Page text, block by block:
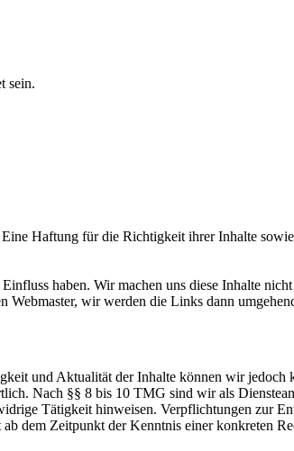
sein.
Haftung für die Richtigkeit ihrer Inhalte
haben. Wir machen uns diese Inhalte
Webmaster, wir werden die Links dann
und Aktualität der Inhalte können wir jedoch
Nach §§ 8 bis 10 TMG sind wir als
Tätigkeit hinweisen. Verpflichtungen zur
dem Zeitpunkt der Kenntnis einer konkreten